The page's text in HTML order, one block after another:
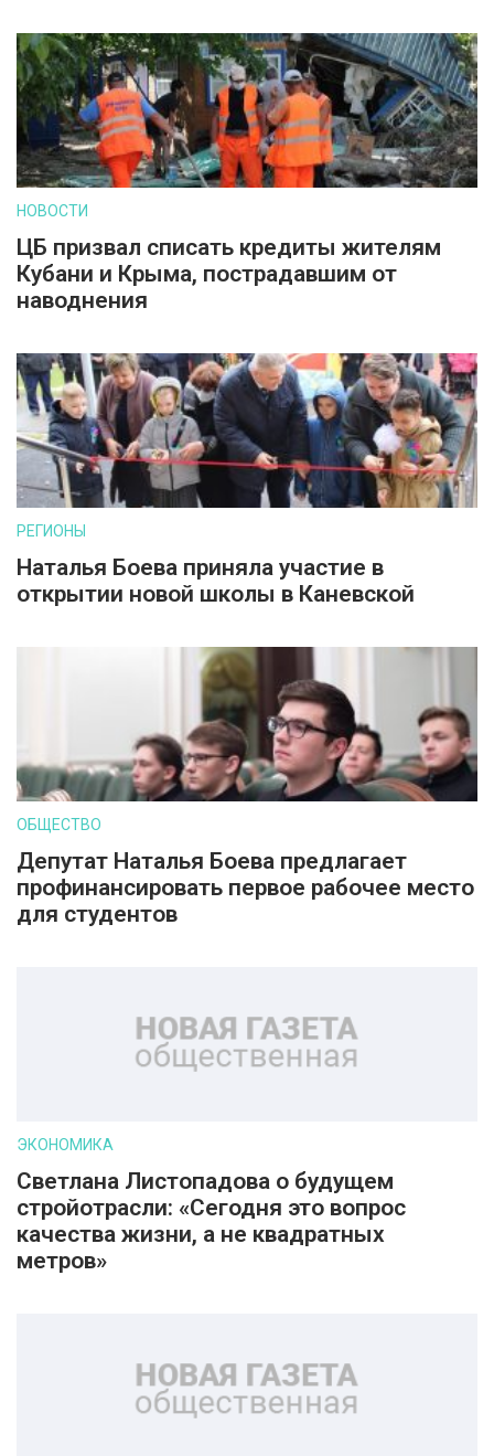
НОВОСТИ
ЦБ призвал списать кредиты жителям
Кубани и Крыма, пострадавшим от
наводнения
РЕГИОНЫ
Наталья Боева приняла участие в
открытии новой школы в Каневской
ОБЩЕСТВО
Депутат Наталья Боева предлагает
профинансировать первое рабочее место
для студентов
ЭКОНОМИКА
Светлана Листопадова о будущем
стройотрасли: «Сегодня это вопрос
качества жизни, а не квадратных
метров»